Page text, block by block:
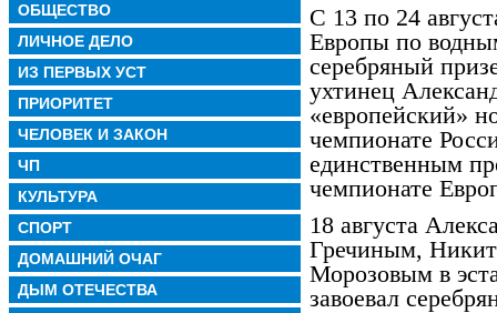
ОБЩЕСТВО
ЛИЧНОЕ ДЕЛО
ИЗ ПЕРВЫХ УСТ
ПРИОРИТЕТ
ЧЕЛОВЕК И ЗАКОН
ЧП
КУЛЬТУРА
СПОРТ
ДОМАШНИЙ ОЧАГ
ДЫМ ОТЕЧЕСТВА
С 13 по 24
Европы по
серебряный
ухтинец
«европейский»
чемпионате
единственным
чемпионате
18 августа
Гречиным,
Морозовым в
завоевал